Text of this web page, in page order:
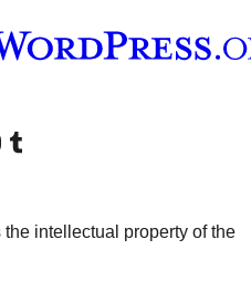
आमच्या टंबलर खात्याला भेट द्या.
intellectual property of the